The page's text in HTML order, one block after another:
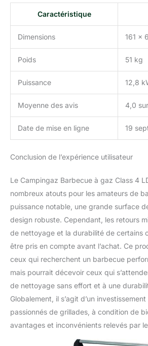
Caractéristique
Dimensions 161 x
Poids 51 kg
Puissance 12,8
Moyenne des avis 4,0
Date de mise en ligne 19
Conclusion de l’expérience utilisateur
Le Campingaz Barbecue à gaz Class 4
nombreux atouts pour les amateurs de
puissance notable, une grande surface
design robuste. Cependant, les retours
de nettoyage et la durabilité de certains
être pris en compte avant l’achat. Ce
ceux qui recherchent un barbecue
mais pourrait décevoir ceux qui
de nettoyage sans effort et à une
Globalement, il s’agit d’un
passionnés de grillades, à condition de
avantages et inconvénients relevés par